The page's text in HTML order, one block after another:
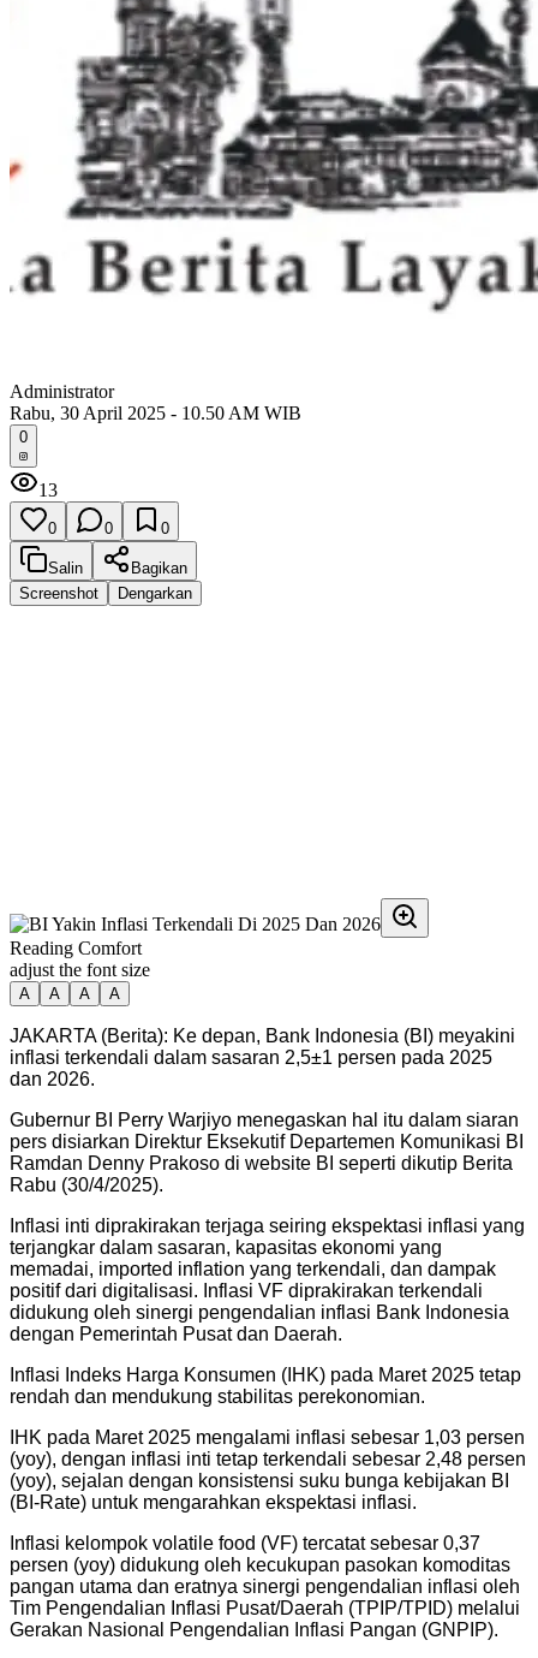
Administrator
Rabu, 30 April 2025 - 10.50 AM WIB
0
13
0 0 0
Salin
Bagikan
Screenshot
Dengarkan
Reading Comfort
adjust the font size
A A A A
JAKARTA (Berita): Ke depan, Bank Indonesia (BI) meyakini
inflasi terkendali dalam sasaran 2,5±1 persen pada 2025
dan 2026.
Gubernur BI Perry Warjiyo menegaskan hal itu dalam siaran
pers disiarkan Direktur Eksekutif Departemen Komunikasi BI
Ramdan Denny Prakoso di website BI seperti dikutip Berita
Rabu (30/4/2025).
Inflasi inti diprakirakan terjaga seiring ekspektasi inflasi yang
terjangkar dalam sasaran, kapasitas ekonomi yang
memadai, imported inflation yang terkendali, dan dampak
positif dari digitalisasi. Inflasi VF diprakirakan terkendali
didukung oleh sinergi pengendalian inflasi Bank Indonesia
dengan Pemerintah Pusat dan Daerah.
Inflasi Indeks Harga Konsumen (IHK) pada Maret 2025 tetap
rendah dan mendukung stabilitas perekonomian.
IHK pada Maret 2025 mengalami inflasi sebesar 1,03 persen
(yoy), dengan inflasi inti tetap terkendali sebesar 2,48 persen
(yoy), sejalan dengan konsistensi suku bunga kebijakan BI
(BI-Rate) untuk mengarahkan ekspektasi inflasi.
Inflasi kelompok volatile food (VF) tercatat sebesar 0,37
persen (yoy) didukung oleh kecukupan pasokan komoditas
pangan utama dan eratnya sinergi pengendalian inflasi oleh
Tim Pengendalian Inflasi Pusat/Daerah (TPIP/TPID) melalui
Gerakan Nasional Pengendalian Inflasi Pangan (GNPIP).